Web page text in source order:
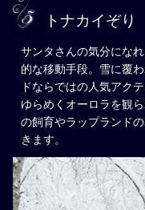
トナカイぞり
サンタさんの気分にな
的な移動手段。雪に覆
ドならではの人気アク
ゆらめくオーロラを観
の飼育やラップランド
きます。